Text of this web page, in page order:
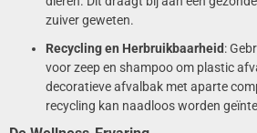
zuiver geweten.
Recycling en Herbruikbaarheid:
voor zeep en shampoo om plastic
decoratieve afvalbak met aparte
recycling kan naadloos worden